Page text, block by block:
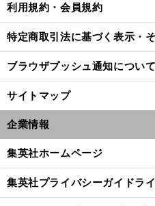
利用規約・会員規約
特定商取引法に基づく表示・
ブラウザプッシュ通知について
サイトマップ
企業情報
集英社ホームページ
集英社プライバシーガイドラ